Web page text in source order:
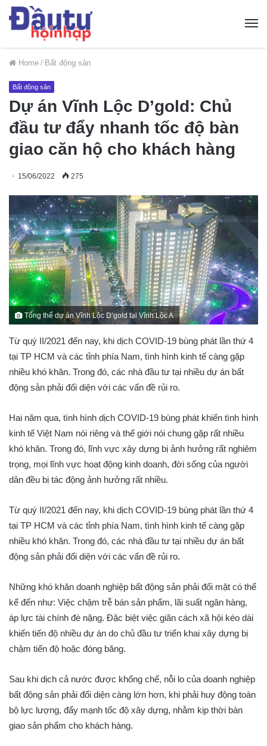
Home / Bất động sản
Bất động sản
Dự án Vĩnh Lộc D’gold: Chủ
đầu tư đẩy nhanh tốc độ bàn
giao căn hộ cho khách hàng
15/06/2022 275
Tổng thể dự án Vĩnh Lộc D’gold tại Vĩnh Lộc A
Từ quý II/2021 đến nay, khi dịch COVID-19 bùng phát lần thứ 4
tại TP HCM và các tỉnh phía Nam, tình hình kinh tế càng gặp
nhiều khó khăn. Trong đó, các nhà đầu tư tại nhiều dự án bất
động sản phải đối diện với các vấn đề rủi ro.
Hai năm qua, tình hình dịch COVID-19 bùng phát khiến tình hình
kinh tế Việt Nam nói riêng và thế giới nói chung gặp rất nhiều
khó khăn. Trong đó, lĩnh vực xây dựng bị ảnh hưởng rất nghiêm
trọng, mọi lĩnh vực hoạt động kinh doanh, đời sống của người
dân đều bị tác động ảnh hưởng rất nhiều.
Từ quý II/2021 đến nay, khi dịch COVID-19 bùng phát lần thứ 4
tại TP HCM và các tỉnh phía Nam, tình hình kinh tế càng gặp
nhiều khó khăn. Trong đó, các nhà đầu tư tại nhiều dự án bất
động sản phải đối diện với các vấn đề rủi ro.
Những khó khăn doanh nghiệp bất động sản phải đối mặt có thể
kể đến như: Việc chậm trễ bán sản phẩm, lãi suất ngân hàng,
áp lực tài chính đè nặng. Đặc biệt việc giãn cách xã hội kéo dài
khiến tiến độ nhiều dự án do chủ đầu tư triển khai xây dựng bị
chậm tiến độ hoặc đóng băng.
Sau khi dịch cả nước được khống chế, nỗi lo của doanh nghiệp
bất động sản phải đối diện càng lớn hơn, khi phải huy động toàn
bộ lực lượng, đẩy mạnh tốc độ xây dựng, nhằm kịp thời bàn
giao sản phẩm cho khách hàng.